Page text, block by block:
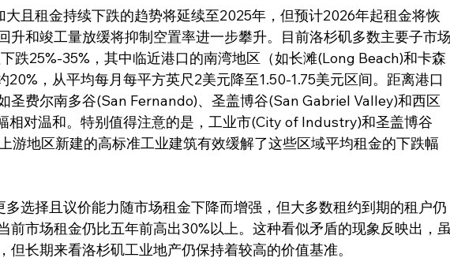
升和竣工量放缓将抑制空置率进一步攀升。目前洛杉矶多数主要子市场
跌25%-35%，其中临近港口的南湾地区（如长滩(Long Beach)和卡森
20%，从平均每月每平方英尺2美元降至1.50-1.75美元区间。距离港口
圣费尔南多谷(San Fernando)、圣盖博谷(San Gabriel Valley)和西区
相对温和。特别值得注意的是，工业市(City of Industry)和圣盖博谷
游地区新建的高标准工业建筑有效缓解了这些区域平均租金的下跌幅
市场租金仍比五年前高出30%以上。这种看似矛盾的现象反映出，虽
但长期来看洛杉矶工业地产仍保持着较高的价值基准。